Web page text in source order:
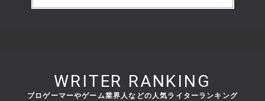
WRITER RANKING
プロゲーマーやゲーム業界人などの人気ライターランキング